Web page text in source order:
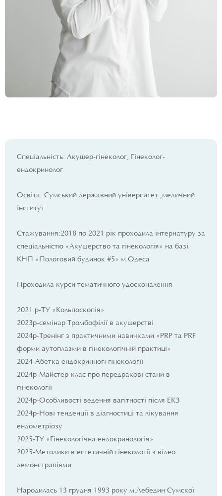
Спеціальність: Акушер-гінеколог, Гінеколог-
ендокринолог
Освіта :Сумський державний університет ,медичний
інститут
Стажування:2018 по 2021 рік проходила інтернатуру за
спеціальністю «Акушерство та гінекологія» на базі
КНП «Пологовий будинок #5» м.Одеса
Проходила курси тематичного удосконалення
2021 р-ТУ «Кольпоскопія»
2023р-семінар Тромбофілії в акушерстві
2024р-Тренінг з практичними навичками «PRP та PRF
форми аутоплазми в гінекологічній практиці»
2024-Абетка ендокринногї гінекології
2024р-Майстер-клас про передракові стани в
гінекології
2024р-Особливості ведення вагітності після ЕКЗ
2024р-Нові тенденції в діагностиці та лікування
ендометріозу
2025-ТУ «Гінекологічна ендокринологія»
2025-Методики в естетичній гінекології з відео
демонстраціями
Народилась 13 грудня 1993 року м.Лебедин Сумскої